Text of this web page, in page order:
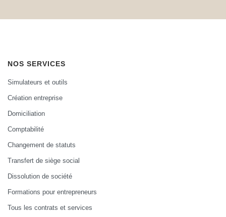
NOS SERVICES
Simulateurs et outils
Création entreprise
Domiciliation
Comptabilité
Changement de statuts
Transfert de siège social
Dissolution de société
Formations pour entrepreneurs
Tous les contrats et services